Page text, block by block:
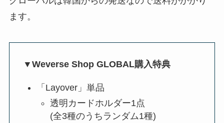
ます。
▼Weverse Shop GLOBAL購入特典
「Layover」単品
透明カードホルダー1点
(全3種のうちランダム1種)